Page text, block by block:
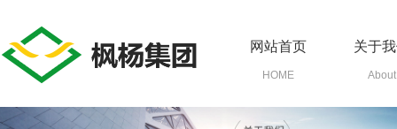
网站首页
HOME
关于
About